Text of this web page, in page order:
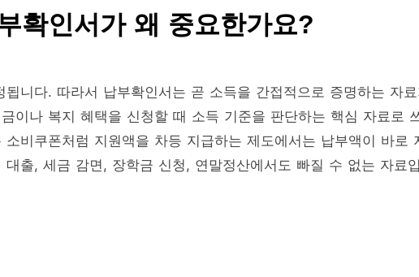
확인서가 왜 중요한가요?
니다. 따라서 납부확인서는 곧 소득을 간접적으로 증명하는 자
이나 복지 혜택을 신청할 때 소득 기준을 판단하는 핵심 자료로
비쿠폰처럼 지원액을 차등 지급하는 제도에서는 납부액이 바로
출, 세금 감면, 장학금 신청, 연말정산에서도 빠질 수 없는 자료